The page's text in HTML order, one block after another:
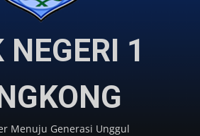
1
Menuju Generasi Unggul